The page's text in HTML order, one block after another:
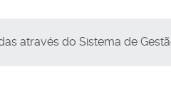
através do Sistema de